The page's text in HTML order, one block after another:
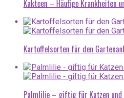
Kakteen – Häufige Krankheiten
Kartoffelsorten für den
Palmlilie – giftig für Katzen und